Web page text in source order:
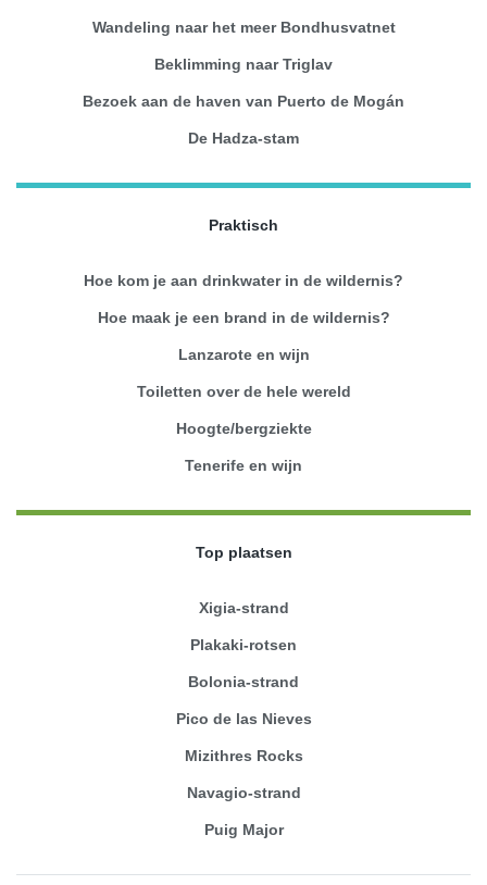
Wandeling naar het meer Bondhusvatnet
Beklimming naar Triglav
Bezoek aan de haven van Puerto de Mogán
De Hadza-stam
Praktisch
Hoe kom je aan drinkwater in de wildernis?
Hoe maak je een brand in de wildernis?
Lanzarote en wijn
Toiletten over de hele wereld
Hoogte/bergziekte
Tenerife en wijn
Top plaatsen
Xigia-strand
Plakaki-rotsen
Bolonia-strand
Pico de las Nieves
Mizithres Rocks
Navagio-strand
Puig Major